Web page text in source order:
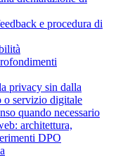
e procedura di
privacy sin dalla
o servizio digitale
quando necessario
architettura,
DPO